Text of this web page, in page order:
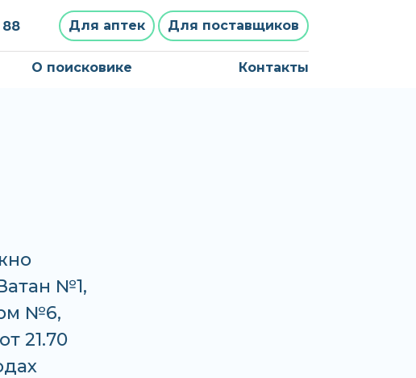
88 Для аптек Для поставщиков
О поисковике Контакты
№1,
№6,
21.70